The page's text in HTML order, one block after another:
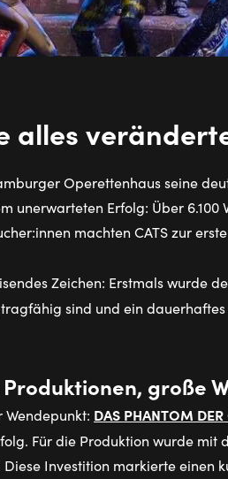
alles
Operettenhaus seine
unerwarteten Erfolg: Über 6.100
machten CATS zur
Zeichen: Erstmals wurde
sind und ein
große
Wendepunkt: DAS PHANTOM DER
Für die Produktion wurde mit
Investition markierte einen